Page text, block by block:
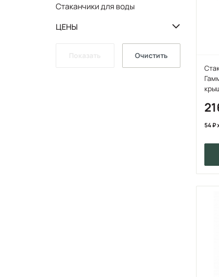
Стаканчики для воды
ЦЕНЫ
Очистить
54